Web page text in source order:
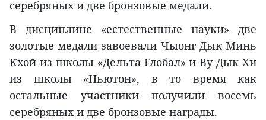
серебряных и две бронзовые медали.
В дисциплине «естественные науки» две
золотые медали завоевали Чыонг Дык Минь
Кхой из школы «Дельта Глобал» и Ву Дык Хи
из школы «Ньютон», в то время как
остальные участники получили восемь
серебряных и две бронзовые награды.